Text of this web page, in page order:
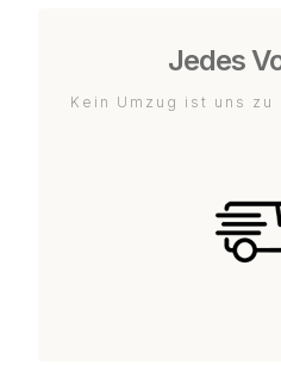
Jedes
Kein Umzug ist uns zu